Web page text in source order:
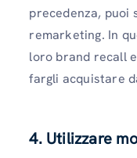
precedenza, puoi
remarketing. In
loro brand recall
fargli acquistare
4. Utilizzare